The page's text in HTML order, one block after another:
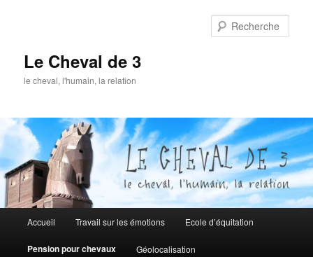
Le Cheval de 3
le cheval, l'humain, la relation
principal
Accueil Travail sur les émotions Ecole d’équitation
Pension pour chevaux Géolocalisation